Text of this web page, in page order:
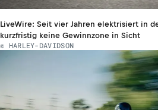
LiveWire: Seit vier Jahren elektrisiert in
kurzfristig keine Gewinnzone in Sicht
© HARLEY-DAVIDSON